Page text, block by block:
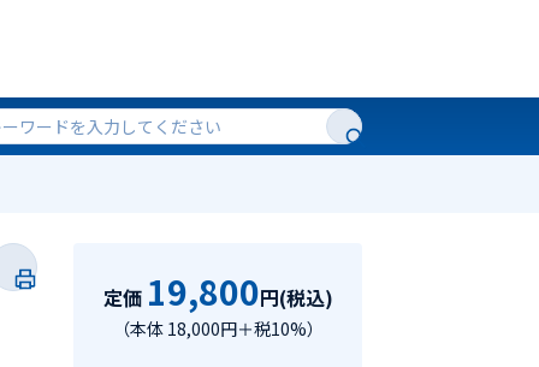
定価 19,800円(税込)
（本体 18,000円＋税10%）